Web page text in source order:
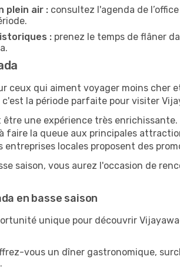
plein air : consultez l'agenda de
: prenez le temps de flâner
ceux qui aiment voyager moins
c'est la période parfaite pour visiter
être une expérience très
faire la queue aux principales
entreprises locales proposent des
saison, vous aurez l'occasion de
en basse saison
unique pour découvrir
vous un dîner gastronomique,